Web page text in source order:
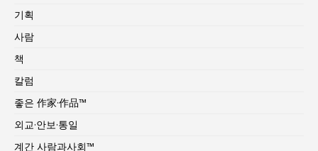
기획
사람
책
칼럼
좋은 作家·作品™
외교·안보·통일
계간 사람과사회™